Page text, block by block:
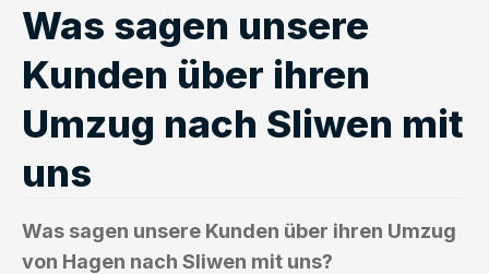
Was sagen unsere
Kunden über ihren
Umzug nach Sliwen mit
uns
Was sagen unsere Kunden über ihren Umzug
von Hagen nach Sliwen mit uns?